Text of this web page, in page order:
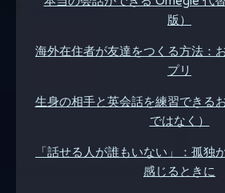
版）
海外在住者が友達をつくる方法：
プリ
生身の相手と英会話を練習できる
ではなく）
「話せる人が誰もいない」：孤独
感じるときに